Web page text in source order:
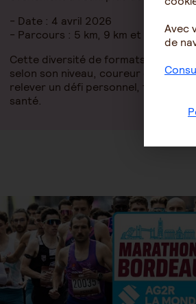
- Date : 4 avril 2026
- Parcours : 5 km, 9 km et 10 km
Cette diversité de formats permet à
selon son niveau, coureur
relever un défi personnel, tout en
santé.
Avec
de